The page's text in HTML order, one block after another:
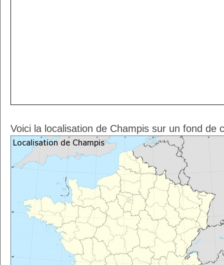
Voici la localisation de Champis sur un fond de